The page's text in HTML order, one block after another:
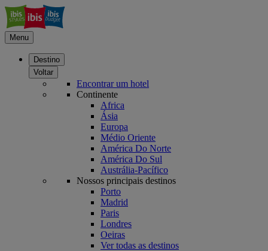
Menu
Destino
Voltar
Encontrar um hotel
Continente
Africa
Ásia
Europa
Médio Oriente
América Do Norte
América Do Sul
Austrália-Pacífico
Nossos principais destinos
Porto
Madrid
Paris
Londres
Oeiras
Ver todas as destinos